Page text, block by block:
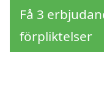
Få 3
förpliktelser